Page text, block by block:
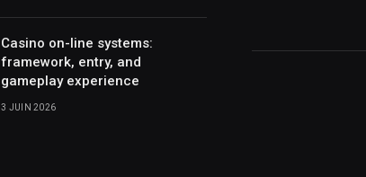
Casino on-line systems:
framework, entry, and
gameplay experience
3 JUIN 2026